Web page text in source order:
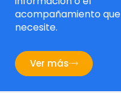
acompañamiento que
necesite.
Ver más